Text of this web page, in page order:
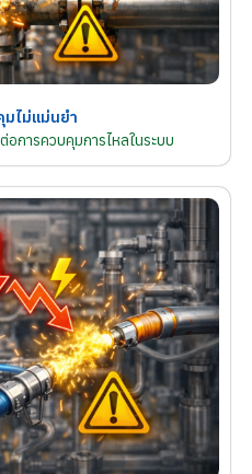
มไม่แม่นยำ
การควบคุมการไหลในระบบ